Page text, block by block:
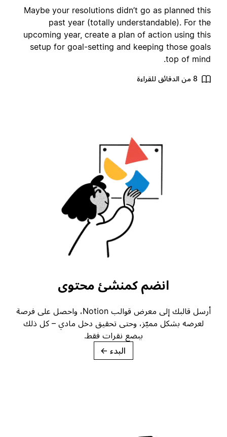
Maybe your resolutions didn’t go as planned
past year (totally understandable). For
upcoming year, create a plan of action using
setup for goal-setting and keeping those
top of
8 من الدقائق للقراءة
انضم كمنشئ محتوى
أرسل قالبك إلى معرض قوالب Notion، واحصل على فرصة
لعرضه بشكل مميّز، وحتى تحقيق دخل مادي – كل ذلك
ببضع نقرات فقط.
→